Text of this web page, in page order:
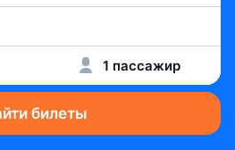
1 пассажир
билеты